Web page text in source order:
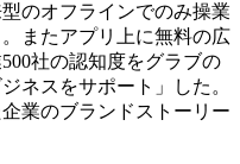
のオフラインでのみ操業
またアプリ上に無料の広
社の認知度をグラブの
ネスをサポート」した。
業のブランドストーリー